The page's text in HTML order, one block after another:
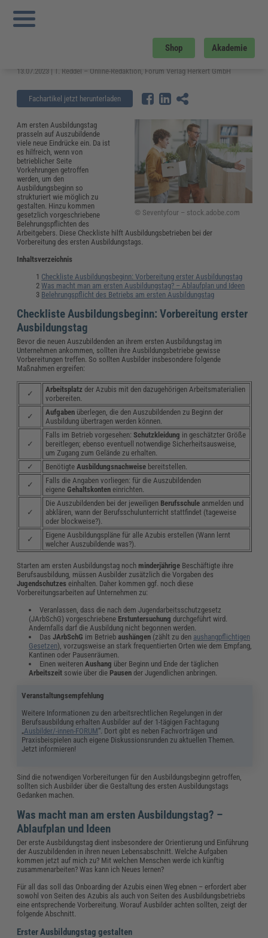
Shop Akademie
Sie sind hier:
Ausbildungstag – Checkliste, Ablaufplan und Ideen für Ausbilder
Erster Ausbildungstag – Checkliste,
Ablaufplan und Ideen für Ausbilder
13.07.2023 | T. Reddel – Online-Redaktion, Forum Verlag Herkert GmbH
Fachartikel jetzt herunterladen
© Seventyfour – stock.adobe.com
Am ersten Ausbildungstag
prasseln auf Auszubildende
viele neue Eindrücke ein. Da ist
es hilfreich, wenn von
betrieblicher Seite
Vorkehrungen getroffen
werden, um den
Ausbildungsbeginn so
strukturiert wie möglich zu
gestalten. Hinzu kommen
gesetzlich vorgeschriebene
Belehrungspflichten des
Arbeitgebers. Diese Checkliste hilft Ausbildungsbetrieben bei der
Vorbereitung des ersten Ausbildungstags.
Inhaltsverzeichnis
Checkliste Ausbildungsbeginn: Vorbereitung erster Ausbildungstag
Was macht man am ersten Ausbildungstag? – Ablaufplan und Ideen
Belehrungspflicht des Betriebs am ersten Ausbildungstag
Checkliste Ausbildungsbeginn: Vorbereitung erster
Ausbildungstag
Bevor die neuen Auszubildenden an ihrem ersten Ausbildungstag im
Unternehmen ankommen, sollten ihre Ausbildungsbetriebe gewisse
Vorbereitungen treffen. So sollten Ausbilder insbesondere folgende
Maßnahmen ergreifen:
✓ Arbeitsplatz der Azubis mit den dazugehörigen Arbeitsmaterialien
vorbereiten.
✓
Aufgaben überlegen, die den Auszubildenden zu Beginn der
Ausbildung übertragen werden können.
✓
Falls im Betrieb vorgesehen:Schutzkleidung in geschätzter Größe
bereitlegen; ebenso eventuell notwendige Sicherheitsausweise,
um Zugang zum Gelände zu erhalten.
✓
BenötigteAusbildungsnachweise bereitstellen.
✓
Falls die Angaben vorliegen: für die Auszubildenden
eigeneGehaltskonten einrichten.
✓
Die Auszubildenden bei der jeweiligen Berufsschule anmelden und
abklären, wann der Berufsschulunterricht stattfindet (tageweise
oder blockweise?).
✓
Eigene Ausbildungspläne für alle Azubis erstellen (Wann lernt
welcher Auszubildende was?).
Starten am ersten Ausbildungstag noch minderjährige Beschäftigte ihre
Berufsausbildung, müssen Ausbilder zusätzlich die Vorgaben des
Jugendschutzes einhalten. Daher kommen ggf. noch diese
Vorbereitungsarbeiten auf Unternehmen zu:
Veranlassen, dass die nach dem Jugendarbeitsschutzgesetz
(JArbSchG) vorgeschriebene Erstuntersuchung durchgeführt wird.
Andernfalls darf die Ausbildung nicht begonnen werden.
Das JArbSchG im Betrieb aushängen (zählt zu den aushangpflichtigen
Gesetzen), vorzugsweise an stark frequentierten Orten wie dem Empfang,
Kantinen oder Pausenräumen.
Einen weiteren Aushang über Beginn und Ende der täglichen
Arbeitszeit sowie über die Pausen der Jugendlichen anbringen.
Veranstaltungsempfehlung
Weitere Informationen zu den arbeitsrechtlichen Regelungen in der
Berufsausbildung erhalten Ausbilder auf der 1-tägigen Fachtagung
„Ausbilder/-innen-FORUM“. Dort gibt es neben Fachvorträgen und
Praxisbeispielen auch eigene Diskussionsrunden zu aktuellen Themen.
Jetzt informieren!
Sind die notwendigen Vorbereitungen für den Ausbildungsbeginn getroffen,
sollten sich Ausbilder über die Gestaltung des ersten Ausbildungstags
Gedanken machen.
Was macht man am ersten Ausbildungstag? –
Ablaufplan und Ideen
Der erste Ausbildungstag dient insbesondere der Orientierung und Einführung
der Auszubildenden in ihren neuen Lebensabschnitt. Welche Aufgaben
kommen jetzt auf mich zu? Mit welchen Menschen werde ich künftig
zusammenarbeiten? Was kann ich Neues lernen?
Für all das soll das Onboarding der Azubis einen Weg ebnen – erfordert aber
sowohl von Seiten des Azubis als auch von Seiten des Ausbildungsbetriebs
eine entsprechende Vorbereitung. Worauf Ausbilder achten sollten, zeigt der
folgende Abschnitt.
Erster Ausbildungstag gestalten